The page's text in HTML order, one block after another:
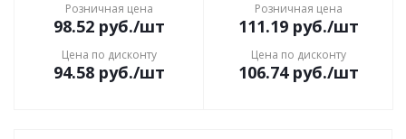
Розничная цена
98.52руб./шт
Цена по дисконту
94.58руб./шт
Розничная цена
111.19руб./шт
Цена по дисконту
106.74руб./шт